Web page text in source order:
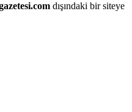
dışındaki bir siteye